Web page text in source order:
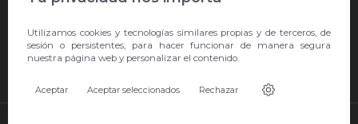
Utilizamos cookies y tecnologías similares propias y de terceros, de
sesión o persistentes, para hacer funcionar de manera segura
nuestra página web y personalizar el contenido.
Aceptar Aceptar seleccionados Rechazar
EMPRESA 